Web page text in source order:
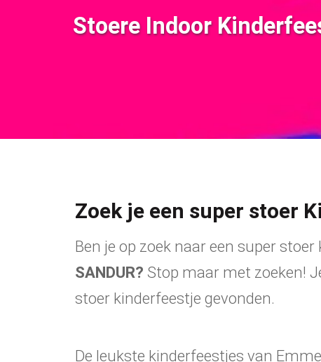
Stoere Indoor
Zoek je een super stoer
Ben je op zoek naar een super
SANDUR? Stop maar met zoeken!
stoer kinderfeestje gevonden.
De leukste kinderfeestjes van